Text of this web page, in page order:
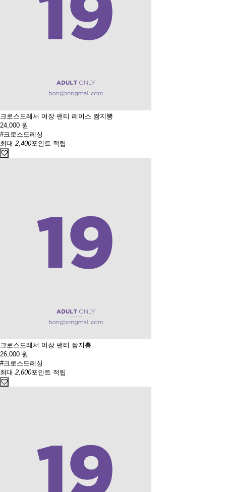
크로스드레서 여장 팬티 레이스 짬지뽕
24,000 원
#크로스드레싱
최대 2,400포인트 적립
크로스드레서 여장 팬티 짬지뽕
26,000 원
#크로스드레싱
최대 2,600포인트 적립